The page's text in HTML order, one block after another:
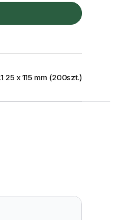
25 x 115 mm (200szt.)